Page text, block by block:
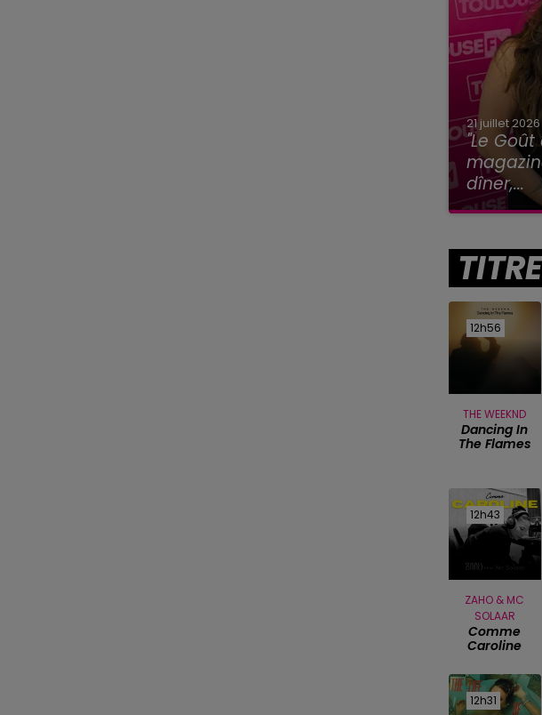
21 juillet 2026
"Le
dîner,...
12h56
12h56
THE WEEKND
Dancing In
The Flames
12h43
12h43
ZAHO & MC
SOLAAR
Comme
Caroline
12h31
12h31